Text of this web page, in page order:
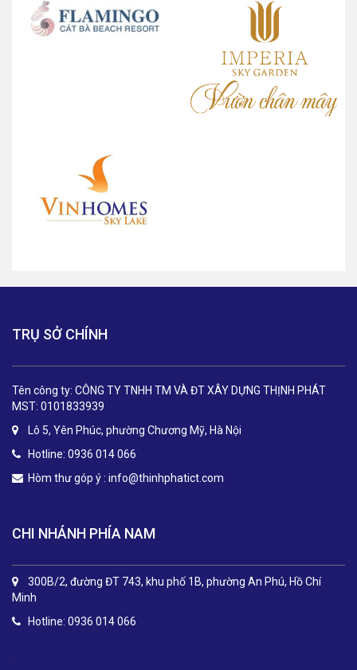
TRỤ SỞ CHÍNH
Tên công ty: CÔNG TY TNHH TM VÀ ĐT XÂY DỰNG THỊNH PHÁT
MST: 0101833939
Lô 5, Yên Phúc, phường Chương Mỹ, Hà Nội
Hotline: 0936 014 066
Hòm thư góp ý : info@thinhphatict.com
CHI NHÁNH PHÍA NAM
300B/2, đường ĐT 743, khu phố 1B, phường An Phú, Hồ Chí
Minh
Hotline: 0936 014 066